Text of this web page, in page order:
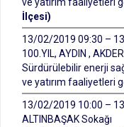
İlçesi)
13/02/2019 09:30 –
100.YIL, AYDIN ,
Sürdürülebilir enerji
ve yatırım faaliyetleri
13/02/2019 10:00 –
ALTINBAŞAK Sokağı